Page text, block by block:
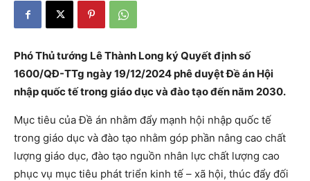
Phó Thủ tướng Lê Thành Long ký Quyết định số
1600/QĐ-TTg ngày 19/12/2024 phê duyệt Đề án Hội
nhập quốc tế trong giáo dục và đào tạo đến năm 2030.
Mục tiêu của Đề án nhằm đẩy mạnh hội nhập quốc tế
trong giáo dục và đào tạo nhằm góp phần nâng cao chất
lượng giáo dục, đào tạo nguồn nhân lực chất lượng cao
phục vụ mục tiêu phát triển kinh tế – xã hội, thúc đẩy đối